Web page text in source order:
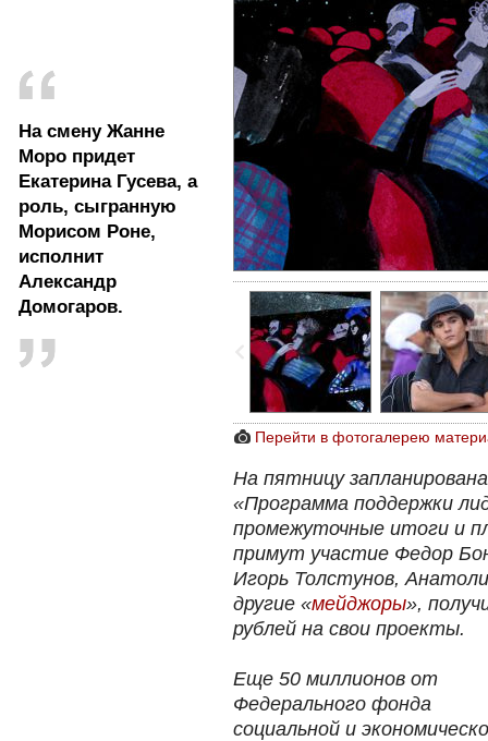
На смену Жанне
Моро придет
Екатерина Гусева, а
роль, сыгранную
Морисом Роне,
исполнит
Александр
Домогаров.
Перейти в фотогалерею
На пятницу
«Программа поддержки
промежуточные итоги и
примут участие Федор
Игорь Толстунов,
другие «мейджоры»,
рублей на свои проекты.
Еще 50 миллионов от
Федерального фонда
социальной и